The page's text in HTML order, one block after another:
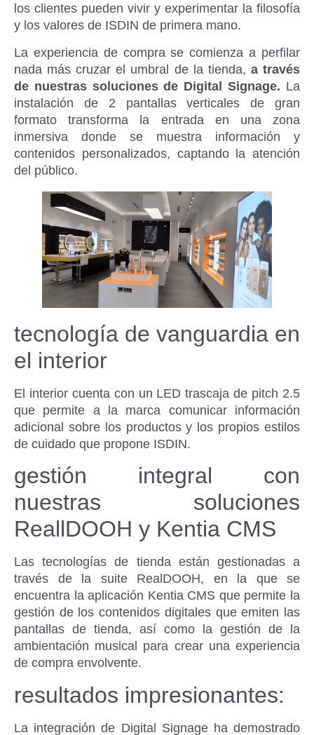
los clientes pueden vivir y experimentar la filosofía
y los valores de ISDIN de primera mano.
La experiencia de compra se comienza a perfilar
nada más cruzar el umbral de la tienda, a través
de nuestras soluciones de Digital Signage. La
instalación de 2 pantallas verticales de gran
formato transforma la entrada en una zona
inmersiva donde se muestra información y
contenidos personalizados, captando la atención
del público.
tecnología de vanguardia en
el interior
El interior cuenta con un LED trascaja de pitch 2.5
que permite a la marca comunicar información
adicional sobre los productos y los propios estilos
de cuidado que propone ISDIN.
gestión integral con
nuestras soluciones
ReallDOOH y Kentia CMS
Las tecnologías de tienda están gestionadas a
través de la suite RealDOOH, en la que se
encuentra la aplicación Kentia CMS que permite la
gestión de los contenidos digitales que emiten las
pantallas de tienda, así como la gestión de la
ambientación musical para crear una experiencia
de compra envolvente.
resultados impresionantes:
La integración de Digital Signage ha demostrado